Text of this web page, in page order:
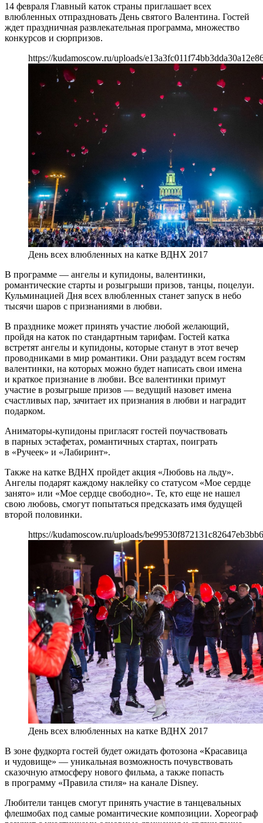
14 февраля Главный каток страны приглашает всех
влюбленных отпраздновать День святого Валентина. Гостей
ждет праздничная развлекательная программа, множество
конкурсов и сюрпризов.
https://kudamoscow.ru/uploads/
День всех влюбленных на катке ВДНХ 2017
В программе — ангелы и купидоны, валентинки,
романтические старты и розыгрыши призов, танцы, поцелуи.
Кульминацией Дня всех влюбленных станет запуск в небо
тысячи шаров с признаниями в любви.
В празднике может принять участие любой желающий,
пройдя на каток по стандартным тарифам. Гостей катка
встретят ангелы и купидоны, которые станут в этот вечер
проводниками в мир романтики. Они раздадут всем гостям
валентинки, на которых можно будет написать свои имена
и краткое признание в любви. Все валентинки примут
участие в розыгрыше призов — ведущий назовет имена
счастливых пар, зачитает их признания в любви и наградит
подарком.
Аниматоры-купидоны пригласят гостей поучаствовать
в парных эстафетах, романтичных стартах, поиграть
в «Ручеек» и «Лабиринт».
Также на катке ВДНХ пройдет акция «Любовь на льду».
Ангелы подарят каждому наклейку со статусом «Мое сердце
занято» или «Мое сердце свободно». Те, кто еще не нашел
свою любовь, смогут попытаться предсказать имя будущей
второй половинки.
https://kudamoscow.ru/uploads/
День всех влюбленных на катке ВДНХ 2017
В зоне фудкорта гостей будет ожидать фотозона «Красавица
и чудовище» — уникальная возможность почувствовать
сказочную атмосферу нового фильма, а также попасть
в программу «Правила стиля» на канале Disney.
Любители танцев смогут принять участие в танцевальных
флешмобах под самые романтические композиции. Хореограф